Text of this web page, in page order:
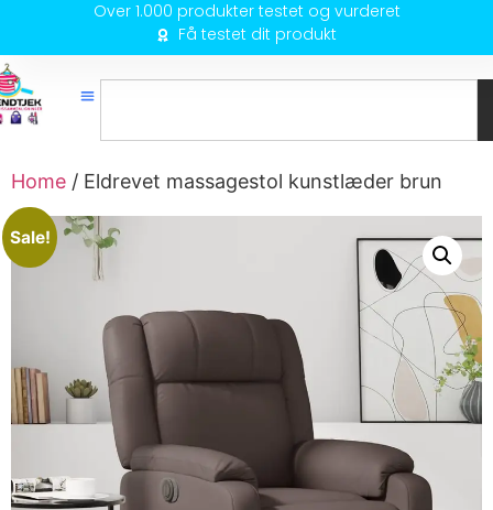
Over 1.000 produkter testet og vurderet
Få testet dit produkt
Home / Eldrevet massagestol kunstlæder brun
Sale!